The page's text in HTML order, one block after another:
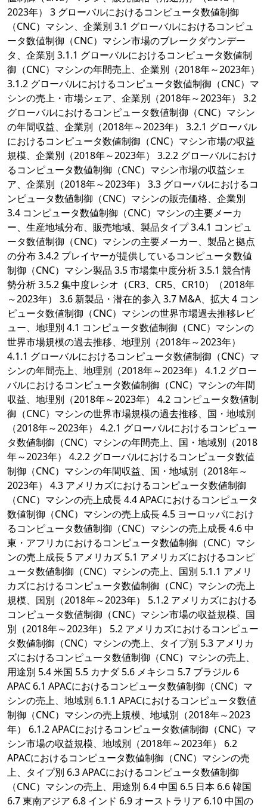
2023年） 3 グローバルにおけるコンピュータ数値制御
（CNC）マシン、企業別 3.1 グローバルにおけるコンピュ
ータ数値制御（CNC）マシン市場のブレークダウンデー
タ、企業別 3.1.1 グローバルにおけるコンピュータ数値制
御（CNC）マシンの年間売上、企業別（2018年～2023年）
3.1.2 グローバルにおけるコンピュータ数値制御（CNC）マ
シンの売上・市場シェア、企業別（2018年～2023年） 3.2
グローバルにおけるコンピュータ数値制御（CNC）マシン
の年間収益、企業別（2018年～2023年） 3.2.1 グローバル
におけるコンピュータ数値制御（CNC）マシン市場の収益
規模、企業別（2018年～2023年） 3.2.2 グローバルにおけ
るコンピュータ数値制御（CNC）マシン市場の収益シェ
ア、企業別（2018年～2023年） 3.3 グローバルにおけるコ
ンピュータ数値制御（CNC）マシンの販売価格、企業別
3.4 コンピュータ数値制御（CNC）マシンの主要メーカ
ー、生産地域分布、販売地域、製品タイプ 3.4.1 コンピュ
ータ数値制御（CNC）マシンの主要メーカー、製品と拠点
の分布 3.4.2 プレイヤーが提供しているコンピュータ数値
制御（CNC）マシン製品 3.5 市場集中度分析 3.5.1 競合情
勢分析 3.5.2 集中度レシオ（CR3、CR5、CR10）（2018年
～2023年） 3.6 新製品・潜在的参入 3.7 M&A、拡大 4 コン
ピュータ数値制御（CNC）マシンの世界市場過去推移レビ
ュー、地理別 4.1 コンピュータ数値制御（CNC）マシンの
世界市場規模の過去推移、地理別（2018年～2023年）
4.1.1 グローバルにおけるコンピュータ数値制御（CNC）マ
シンの年間売上、地理別（2018年～2023年） 4.1.2 グロー
バルにおけるコンピュータ数値制御（CNC）マシンの年間
収益、地理別（2018年～2023年） 4.2 コンピュータ数値制
御（CNC）マシンの世界市場規模の過去推移、国・地域別
（2018年～2023年） 4.2.1 グローバルにおけるコンピュー
タ数値制御（CNC）マシンの年間売上、国・地域別（2018
年～2023年） 4.2.2 グローバルにおけるコンピュータ数値
制御（CNC）マシンの年間収益、国・地域別（2018年～
2023年） 4.3 アメリカズにおけるコンピュータ数値制御
（CNC）マシンの売上成長 4.4 APACにおけるコンピュータ
数値制御（CNC）マシンの売上成長 4.5 ヨーロッパにおけ
るコンピュータ数値制御（CNC）マシンの売上成長 4.6 中
東・アフリカにおけるコンピュータ数値制御（CNC）マシ
ンの売上成長 5 アメリカズ 5.1 アメリカズにおけるコンピ
ュータ数値制御（CNC）マシンの売上、国別 5.1.1 アメリ
カズにおけるコンピュータ数値制御（CNC）マシンの売上
規模、国別（2018年～2023年） 5.1.2 アメリカズにおける
コンピュータ数値制御（CNC）マシン市場の収益規模、国
別（2018年～2023年） 5.2 アメリカズにおけるコンピュー
タ数値制御（CNC）マシンの売上、タイプ別 5.3 アメリカ
ズにおけるコンピュータ数値制御（CNC）マシンの売上、
用途別 5.4 米国 5.5 カナダ 5.6 メキシコ 5.7 ブラジル 6
APAC 6.1 APACにおけるコンピュータ数値制御（CNC）マ
シンの売上、地域別 6.1.1 APACにおけるコンピュータ数値
制御（CNC）マシンの売上規模、地域別（2018年～2023
年） 6.1.2 APACにおけるコンピュータ数値制御（CNC）マ
シン市場の収益規模、地域別（2018年～2023年） 6.2
APACにおけるコンピュータ数値制御（CNC）マシンの売
上、タイプ別 6.3 APACにおけるコンピュータ数値制御
（CNC）マシンの売上、用途別 6.4 中国 6.5 日本 6.6 韓国
6.7 東南アジア 6.8 インド 6.9 オーストラリア 6.10 中国の